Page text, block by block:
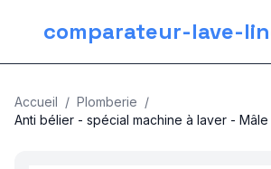
comparateur-lave-
Accueil / Plomberie /
Anti bélier - spécial machine à laver -